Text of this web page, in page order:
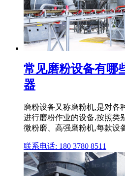
常见磨粉设备有哪
器
磨粉设备又称磨粉机,是对各
进行磨粉作业的设备,按照类
微粉磨、高强磨粉机,每款设
联系电话: 180 3780 8511